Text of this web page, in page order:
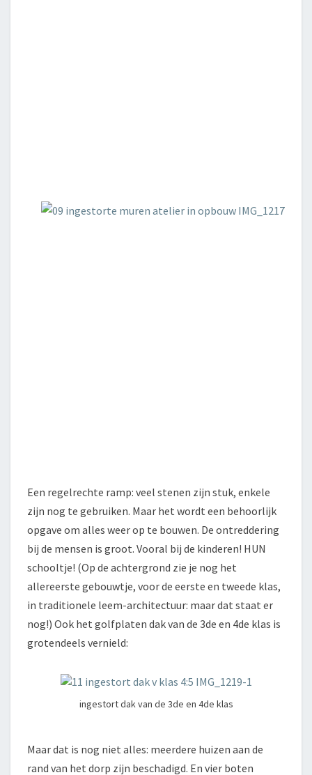
Een regelrechte ramp: veel stenen zijn stuk, enkele
zijn nog te gebruiken. Maar het wordt een behoorlijk
opgave om alles weer op te bouwen. De ontreddering
bij de mensen is groot. Vooral bij de kinderen! HUN
schooltje! (Op de achtergrond zie je nog het
allereerste gebouwtje, voor de eerste en tweede klas,
in traditionele leem-architectuur: maar dat staat er
nog!) Ook het golfplaten dak van de 3de en 4de klas is
grotendeels vernield:
ingestort dak van de 3de en 4de klas
Maar dat is nog niet alles: meerdere huizen aan de
rand van het dorp zijn beschadigd. En vier boten